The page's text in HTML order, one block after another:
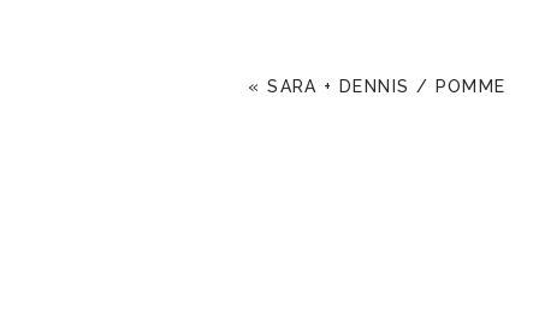
«SARA + DENNIS / POMME